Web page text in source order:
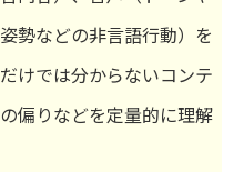
勢などの非言語行動）を
けでは分からないコンテ
偏りなどを定量的に理解